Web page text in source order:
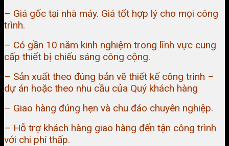
– Giá gốc tại nhà máy. Giá tốt hợp lý cho mọi công
trình.
– Có gần 10 năm kinh nghiệm trong lĩnh vực cung
cấp thiết bị chiếu sáng công cộng.
– Sản xuất theo đúng bản vẽ thiết kế công trình –
dự án hoặc theo nhu cầu của Quý khách hàng
– Giao hàng đúng hẹn và chu đáo chuyên nghiệp.
– Hỗ trợ khách hàng giao hàng đến tận công trình
với chi phí thấp.